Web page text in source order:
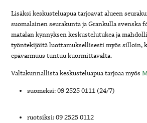
Lisäksi keskusteluapua tarjoavat alueen
suomalainen seurakunta ja Grankulla svenska
matalan kynnyksen keskustelutukea ja
työntekijöitä luottamuksellisesti myös silloin,
epävarmuus tuntuu kuormittavalta.
Valtakunnallista keskusteluapua tarjoaa myös
suomeksi: 09 2525 0111 (24/7)
ruotsiksi: 09 2525 0112